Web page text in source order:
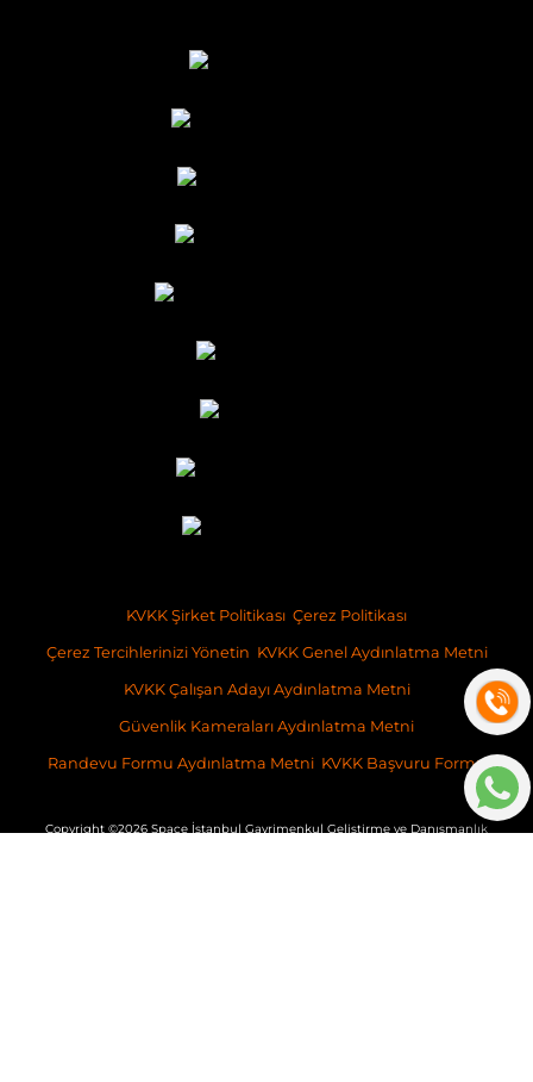
KVKK Şirket Politikası Çerez Politikası
Çerez Tercihlerinizi Yönetin KVKK Genel Aydınlatma Metni
KVKK Çalışan Adayı Aydınlatma Metni
Güvenlik Kameraları Aydınlatma Metni
Randevu Formu Aydınlatma Metni KVKK Başvuru Formu
Copyright ©2026 Space İstanbul Gayrimenkul Geliştirme ve Danışmanlık